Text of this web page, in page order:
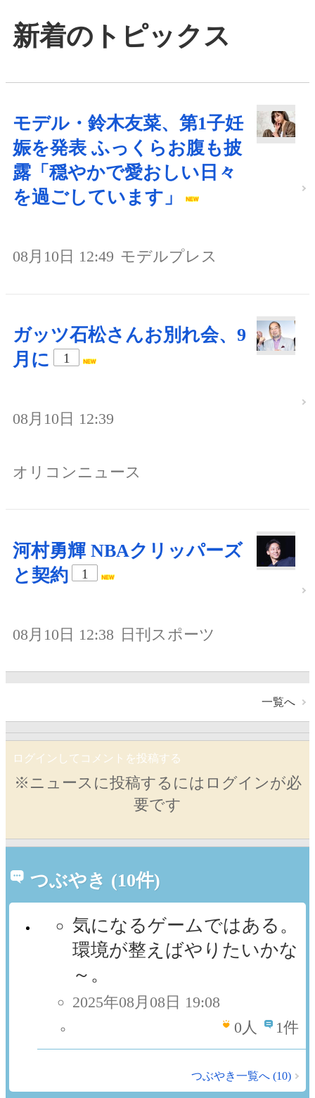
新着のトピックス
モデル・鈴木友菜、第1子妊
娠を発表 ふっくらお腹も披
露「穏やかで愛おしい日々
を過ごしています」
08月10日 12:49 モデルプレス
ガッツ石松さんお別れ会、9
月に
1
08月10日 12:39
オリコンニュース
河村勇輝 NBAクリッパーズ
と契約
1
08月10日 12:38 日刊スポーツ
一覧へ
ログインしてコメントを投稿する
※ニュースに投稿するにはログインが必
要です
つぶやき (10件)
気になるゲームではある。
環境が整えばやりたいかな
～。
2025年08月08日 19:08
0人 1件
つぶやき一覧へ (10)